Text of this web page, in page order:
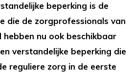
beperking is de
die de zorgprofessionals van
nu ook beschikbaar
verstandelijke beperking die
reguliere zorg in de eerste